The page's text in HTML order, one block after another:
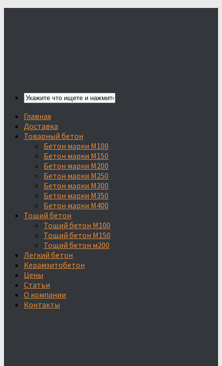
Главная
Доставка
Товарный бетон
Бетон марки М100
Бетон марки М150
Бетон марки М200
Бетон марки М250
Бетон марки М300
Бетон марки М350
Бетон марки М400
Тощий бетон
Тощий бетон М100
Тощий бетон М150
Тощий бетон м200
Легкий бетон
Керамзитобетон
Цены
Статьи
О компании
Контакты